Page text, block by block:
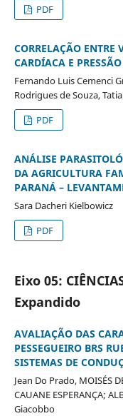
PDF
CORRELAÇÃO
CARDÍACA E
Fernando Luis Cemenci
Rodrigues de Souza,
PDF
ANÁLISE
DA AGRICULTURA
PARANÁ –
Sara Dacheri Kielbowicz
PDF
Eixo 05:
Expandido
AVALIAÇÃO DAS
PESSEGUEIRO BRS
SISTEMAS DE
Jean Do Prado, MOISÉS
CAUANE ESPERANÇA;
Giacobbo